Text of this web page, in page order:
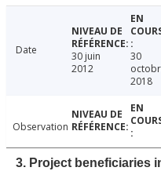
Date
30 juin
2012
30
2018
Observation
3. Project beneficiaries